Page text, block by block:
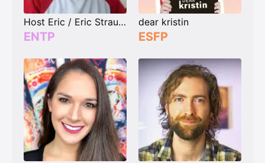
Host Eric / Eric Strauss (Talking with Famous People)
ENTP
dear kristin
ESFP